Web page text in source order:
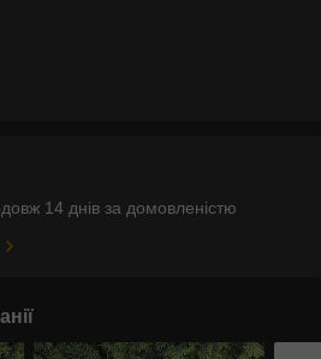
14 днів за домовленістю